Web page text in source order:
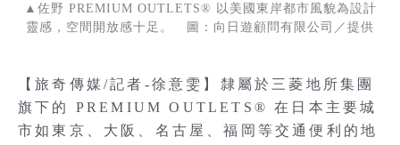
▲佐野 PREMIUM OUTLETS® 以美國東岸都市風貌為設計
靈感，空間開放感十足。 圖：向日遊顧問有限公司／提供
【旅奇傳媒/記者-徐意雯】隸屬於三菱地所集團
旗下的 PREMIUM OUTLETS® 在日本主要城
市如東京、大阪、名古屋、福岡等交通便利的地